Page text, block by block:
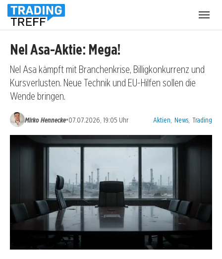
Nel Asa-Aktie: Mega!
Nel Asa kämpft mit Branchenkrise, Billigkonkurrenz und
Kursverlusten. Neue Technik und EU-Hilfen sollen die
Wende bringen.
Mirko Hennecke•07.07.2026, 19:05 Uhr Kategorien:
Aktien News Trading